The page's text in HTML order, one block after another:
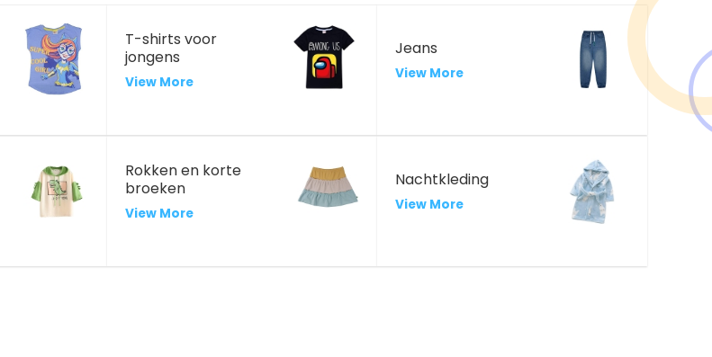
T-shirts voor
jongens
View More
Jeans
View More
Rokken en korte
broeken
View More
Nachtkleding
View More